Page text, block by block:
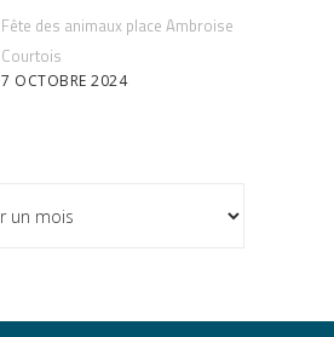
Fête des animaux place Ambroise
Courtois
7 OCTOBRE 2024